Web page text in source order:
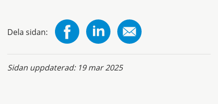
Dela sidan:
Sidan uppdaterad: 19 mar 2025